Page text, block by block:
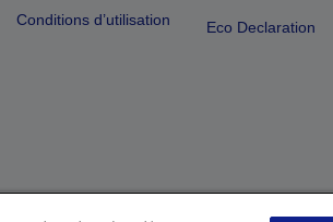
Conditions d’utilisation
Eco Declaration